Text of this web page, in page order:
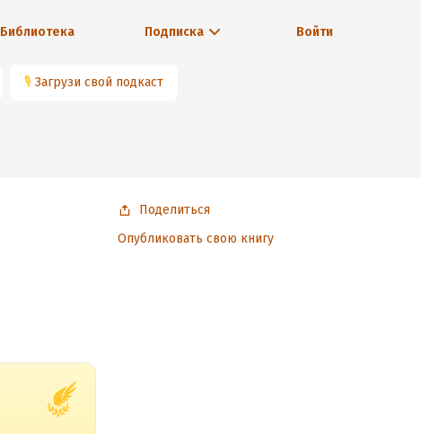
Библиотека Подписка Войти
🎙 Загрузи свой подкаст
Поделиться
Опубликовать свою книгу